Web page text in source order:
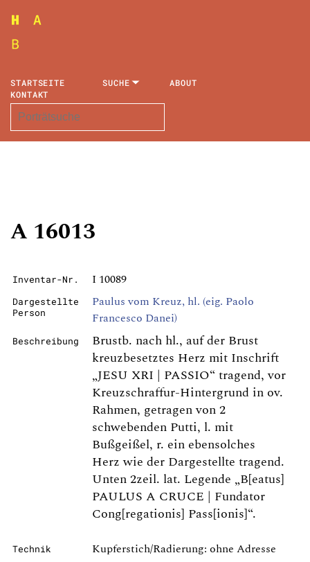
STARTSEITE SUCHE
ABOUT
KONTAKT
A 16013
Inventar-Nr. I 10089
Dargestellte
Person
Paulus vom Kreuz, hl. (eig. Paolo
Francesco Danei)
Beschreibung
Brustb. nach hl., auf der Brust
kreuzbesetztes Herz mit Inschrift
„JESU XRI | PASSIO“ tragend, vor
Kreuzschraffur-Hintergrund in ov.
Rahmen, getragen von 2
schwebenden Putti, l. mit
Bußgeißel, r. ein ebensolches
Herz wie der Dargestellte tragend.
Unten 2zeil. lat. Legende „B[eatus]
PAULUS A CRUCE | Fundator
Cong[regationis] Pass[ionis]“.
Technik Kupferstich/Radierung: ohne Adresse